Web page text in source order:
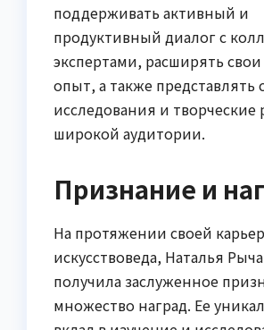
поддерживать активный и
продуктивный диалог с
экспертами, расширять
опыт, а также представлять
исследования и творческие
широкой аудитории.
Признание и
На протяжении своей
искусствоведа, Наталья
получила заслуженное
множество наград. Ее